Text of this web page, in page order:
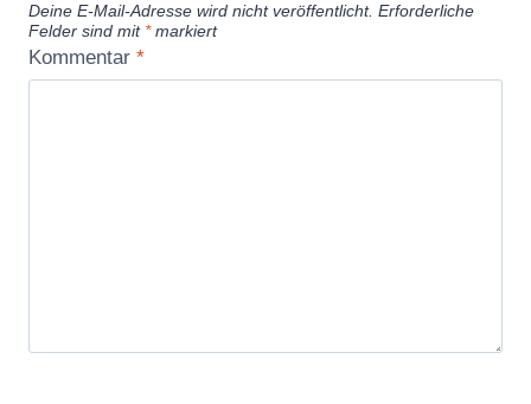
Deine E-Mail-Adresse wird nicht veröffentlicht. Erforderliche
Felder sind mit *markiert
Kommentar *